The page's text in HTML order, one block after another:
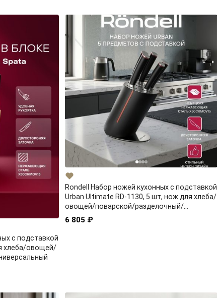
с подставкой
хлеба/овощей/
Rondell Набор ножей кухонных с подставкой
Urban Ultimate RD-1130, 5 шт, нож для хлеба/
овощей/поварской/разделочный/
универсальный
6 805 ₽